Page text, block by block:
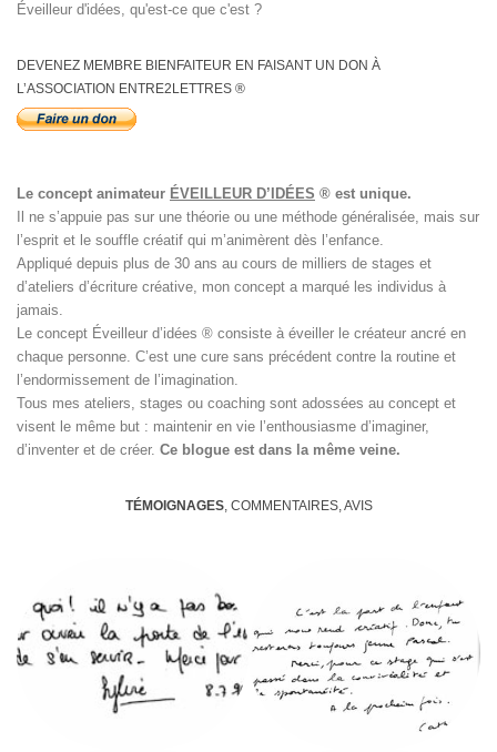
Éveilleur d'idées, qu'est-ce que c'est ?
DEVENEZ MEMBRE BIENFAITEUR EN FAISANT UN DON À
L’ASSOCIATION ENTRE2LETTRES ®
Le concept animateur ÉVEILLEUR D’IDÉES ® est unique.
Il ne s’appuie pas sur une théorie ou une méthode généralisée, mais sur
l’esprit et le souffle créatif qui m’animèrent dès l’enfance.
Appliqué depuis plus de 30 ans au cours de milliers de stages et
d’ateliers d’écriture créative, mon concept a marqué les individus à
jamais.
Le concept Éveilleur d’idées ® consiste à éveiller le créateur ancré en
chaque personne. C’est une cure sans précédent contre la routine et
l’endormissement de l’imagination.
Tous mes ateliers, stages ou coaching sont adossées au concept et
visent le même but : maintenir en vie l’enthousiasme d’imaginer,
d’inventer et de créer. Ce blogue est dans la même veine.
TÉMOIGNAGES, COMMENTAIRES, AVIS